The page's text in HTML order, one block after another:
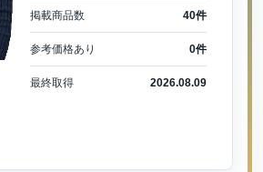
掲載商品数 40件
参考価格あり 0件
最終取得 2026.08.09